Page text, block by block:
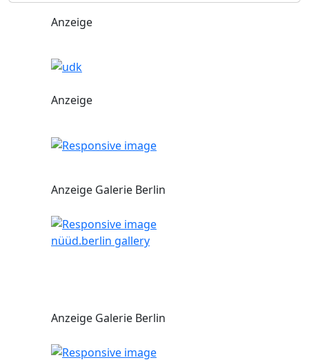
Anzeige
Anzeige
Anzeige Galerie Berlin
nüüd.berlin gallery
Anzeige Galerie Berlin